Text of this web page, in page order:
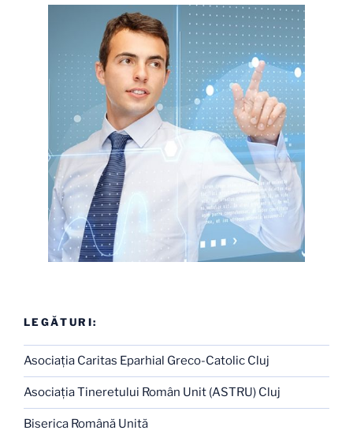
LEGĂTURI:
Asociaţia Caritas Eparhial Greco-Catolic Cluj
Asociaţia Tineretului Român Unit (ASTRU) Cluj
Biserica Română Unită